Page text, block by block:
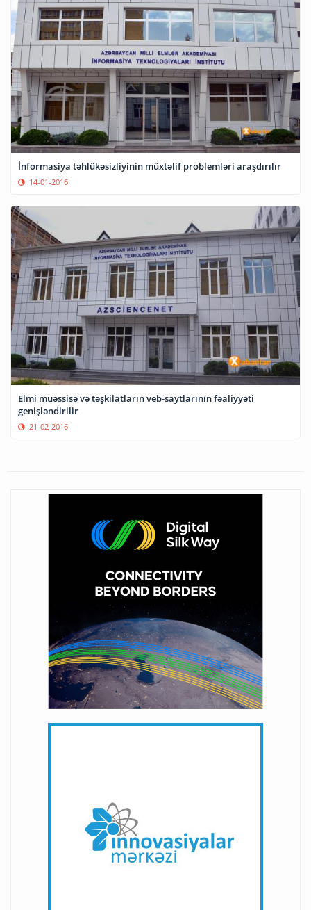
İnformasiya təhlükəsizliyinin müxtəlif problemləri araşdırılır
14-01-2016
Elmi müəssisə və təşkilatların veb-saytlarının fəaliyyəti
genişləndirilir
21-02-2016